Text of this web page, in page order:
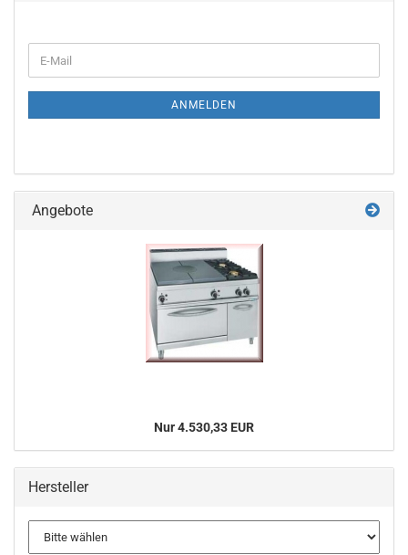
ZUR
E-
Mail
ANMELDEN
Angebote
Nur 4.530,33 EUR
Hersteller